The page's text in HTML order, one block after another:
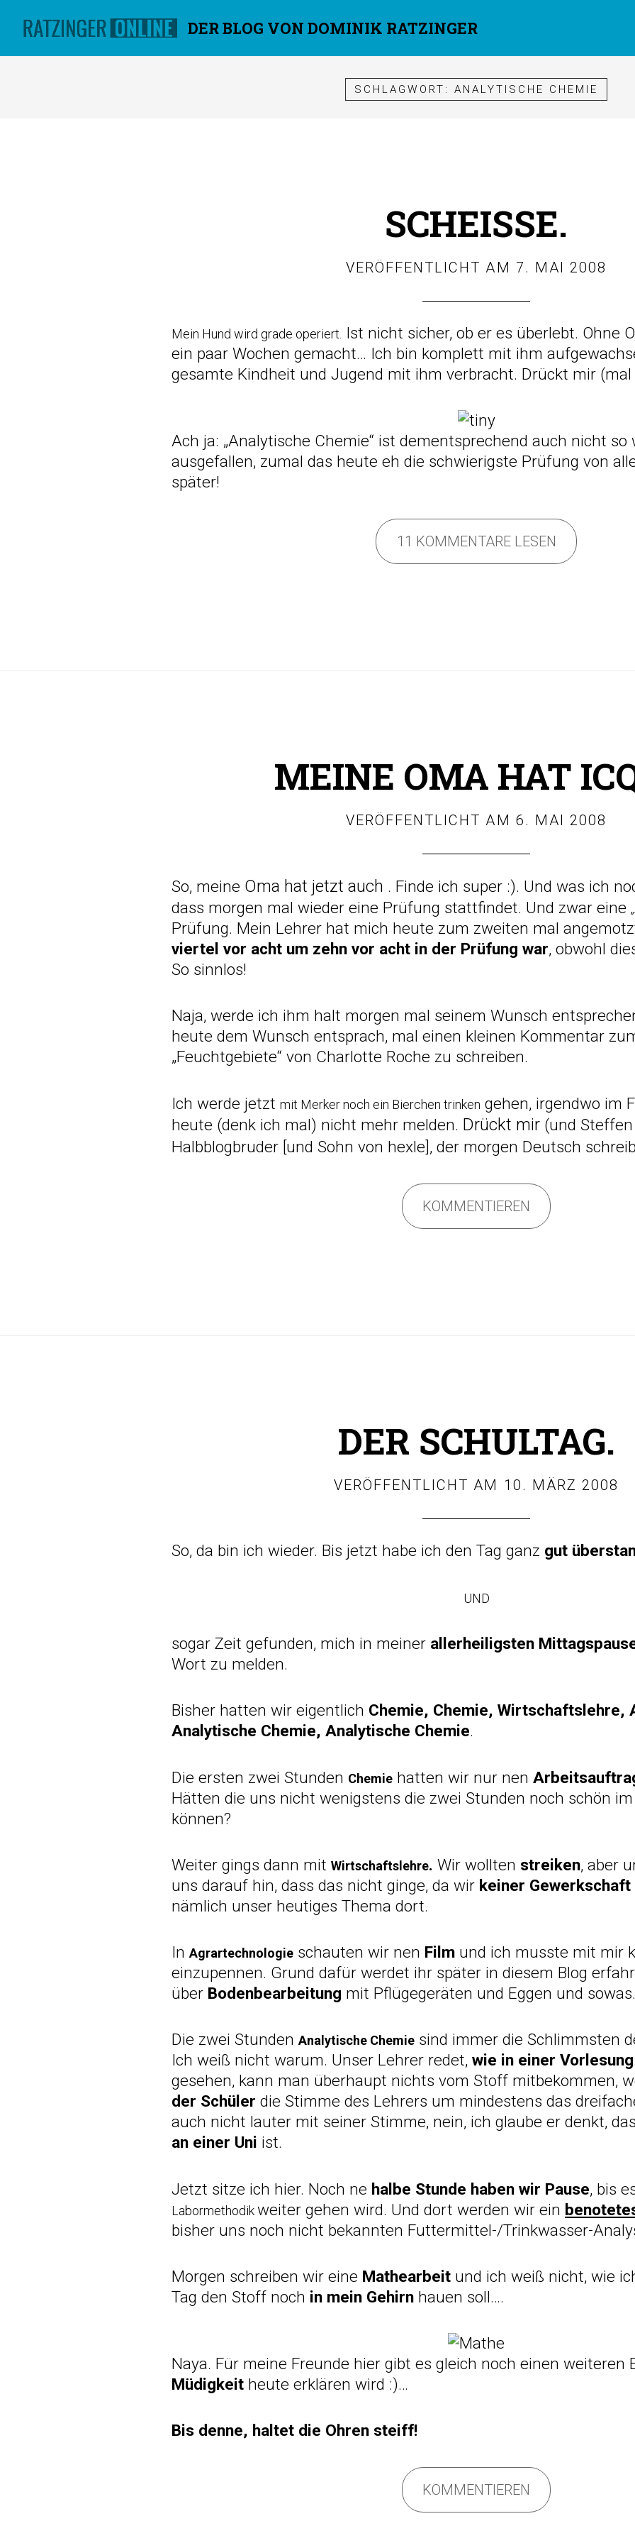
DER BLOG VON DOMINIK RATZINGER
SCHLAGWORT:ANALYTISCHE CHEMIE
SCHEISSE.
VERÖFFENTLICHT AM 7. MAI 2008
Mein Hund wird grade operiert. Ist nicht sicher, ob er es überlebt. Ohne
ein paar Wochen gemacht… Ich bin komplett mit ihm
gesamte Kindheit und Jugend mit ihm verbracht. Drückt mir
Ach ja: „Analytische Chemie“ ist dementsprechend auch nicht so
ausgefallen, zumal das heute eh die schwierigste Prüfung von
später!
11 KOMMENTARE LESEN
MEINE OMA HAT
VERÖFFENTLICHT AM 6. MAI 2008
So, meine Oma hat jetzt auch . Finde ich super :). Und was ich
dass morgen mal wieder eine Prüfung stattfindet. Und zwar eine
Prüfung. Mein Lehrer hat mich heute zum zweiten mal
viertel vor acht um zehn vor acht in der Prüfung war, obwohl
So sinnlos!
Naja, werde ich ihm halt morgen mal seinem Wunsch
heute dem Wunsch entsprach, mal einen kleinen Kommentar
„Feuchtgebiete“ von Charlotte Roche zu schreiben.
Ich werde jetzt mit Merker noch ein Bierchen trinken gehen, irgendwo im
heute (denk ich mal) nicht mehr melden. Drückt mir (und
Halbblogbruder [und Sohn von hexle], der morgen Deutsch
KOMMENTIEREN
DER SCHULTAG.
VERÖFFENTLICHT AM 10. MÄRZ 2008
So, da bin ich wieder. Bis jetzt habe ich den Tag ganz gut
UND
sogar Zeit gefunden, mich in meiner allerheiligsten
Wort zu melden.
Bisher hatten wir eigentlich Chemie, Chemie, Wirtschaftslehre,
Analytische Chemie, Analytische Chemie.
Die ersten zwei Stunden Chemie hatten wir nur nen
Hätten die uns nicht wenigstens die zwei Stunden noch schön
können?
Weiter gings dann mit Wirtschaftslehre. Wir wollten streiken, aber
uns darauf hin, dass das nicht ginge, da wir keiner Gewerkschaft
nämlich unser heutiges Thema dort.
InAgrartechnologie schauten wir nen Film und ich musste mit mir
einzupennen. Grund dafür werdet ihr später in diesem Blog
über Bodenbearbeitung mit Pflügegeräten und Eggen und
Die zwei StundenAnalytische Chemie sind immer die Schlimmsten
Ich weiß nicht warum. Unser Lehrer redet, wie in einer Vorlesung
gesehen, kann man überhaupt nichts vom Stoff mitbekommen,
der Schüler die Stimme des Lehrers um mindestens das
auch nicht lauter mit seiner Stimme, nein, ich glaube er denkt,
an einer Uni ist.
Jetzt sitze ich hier. Noch ne halbe Stunde haben wir Pause, bis
Labormethodikweiter gehen wird. Und dort werden wir ein
bisher uns noch nicht bekannten Futtermittel-/Trinkwasser-
Morgen schreiben wir eine Mathearbeit und ich weiß nicht, wie
Tag den Stoff noch in mein Gehirn hauen soll….
Naya. Für meine Freunde hier gibt es gleich noch einen weiteren
Müdigkeit heute erklären wird :)…
Bis denne, haltet die Ohren steiff!
KOMMENTIEREN